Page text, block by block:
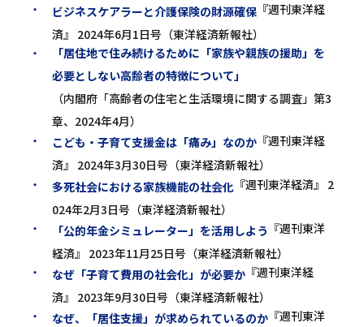
ビジネスケアラーと介護保険の財源確保『週刊東洋経
済』 2024年6月1日号（東洋経済新報社）
「居住地で住み続けるために「家族や親族の援助」を
必要としない高齢者の特徴について」
（内閣府「高齢者の住宅と生活環境に関する調査」第3
章、2024年4月）
こども・子育て支援金は「痛み」なのか『週刊東洋経
済』 2024年3月30日号（東洋経済新報社）
多死社会における家族機能の社会化 『週刊東洋経済』 2
024年2月3日号（東洋経済新報社）
「公的年金シミュレーター」を活用しよう 『週刊東洋
経済』 2023年11月25日号（東洋経済新報社）
なぜ「子育て費用の社会化」が必要か『週刊東洋経
済』 2023年9月30日号（東洋経済新報社）
なぜ、「居住支援」が求められているのか『週刊東洋